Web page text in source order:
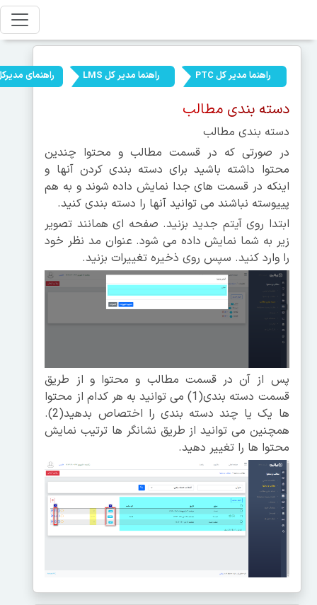
راهنما مدیر کل PTC راهنما مدیر کل LMS راهنمای
دسته بندی مطالب
دسته بندی مطالب
در صورتی که در قسمت مطالب و محتوا چندین
محتوا داشته باشید برای دسته بندی کردن آنها و
اینکه در قسمت های جدا نمایش داده شوند و به هم
پییوسته نباشند می توانید آنها را دسته بندی کنید.
ابتدا روی آیتم جدید بزنید. صفحه ای همانند تصویر
زیر به شما نمایش داده می شود. عنوان مد نظر خود
را وارد کنید. سپس روی ذخیره تغییرات بزنید.
پس از آن در قسمت مطالب و محتوا و از طریق
قسمت دسته بندی(1) می توانید به هر کدام از محتوا
ها یک یا چند دسته بندی را اختصاص بدهید(2).
همچنین می توانید از طریق نشانگر ها ترتیب نمایش
محتوا ها را تغییر دهید.